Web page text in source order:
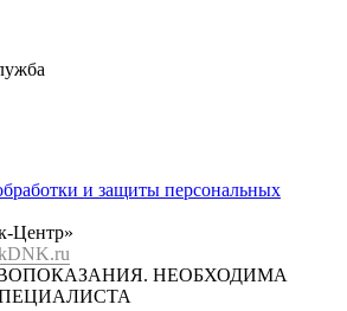
и защиты персональных
Центр»
НЕОБХОДИМА